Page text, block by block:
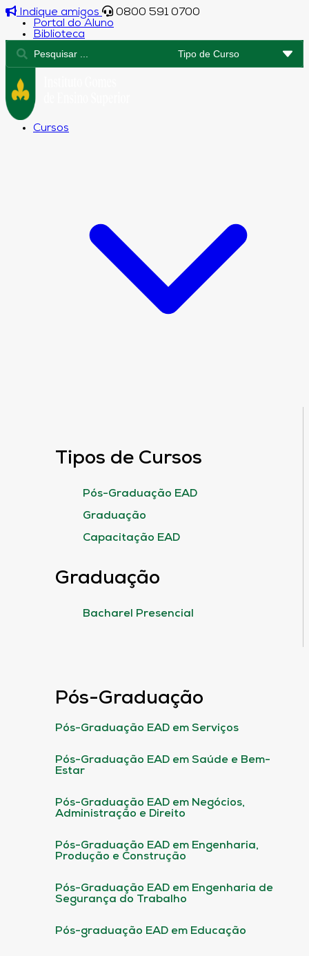
Indique amigos
0800 591 0700
Portal do Aluno
Biblioteca
Cursos
Tipos de Cursos
Pós-Graduação EAD
Graduação
Capacitação EAD
Graduação
Bacharel Presencial
Pós-Graduação
Pós-Graduação EAD em Serviços
Pós-Graduação EAD em Saúde e Bem-
Estar
Pós-Graduação EAD em Negócios,
Administração e Direito
Pós-Graduação EAD em Engenharia,
Produção e Construção
Pós-Graduação EAD em Engenharia de
Segurança do Trabalho
Pós-graduação EAD em Educação